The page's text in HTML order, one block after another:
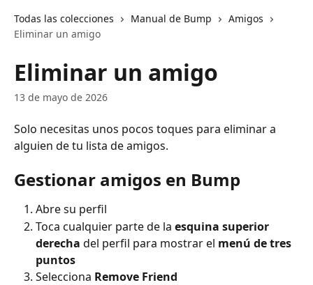
Todas las colecciones Manual de Bump
Amigos
Eliminar un amigo
Eliminar un amigo
13 de mayo de 2026
Solo necesitas unos pocos toques para eliminar a
alguien de tu lista de amigos.
Gestionar amigos en Bump
Abre su perfil
Toca cualquier parte de la esquina superior
derecha del perfil para mostrar el menú de tres
puntos
Selecciona Remove Friend